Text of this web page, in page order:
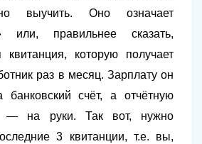
выучить. Оно означает
или, правильнее сказать,
квитанция, которую получает
раз в месяц. Зарплату он
банковский счёт, а отчётную
— на руки. Так вот, нужно
3 квитанции, т.е. вы,